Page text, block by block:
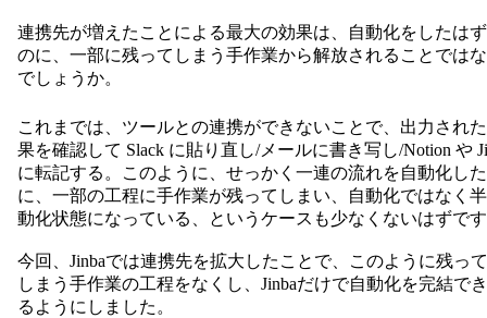
連携先が増えたことによる最大の効果は、自動化をしたは
のに、一部に残ってしまう手作業から解放されることでは
でしょうか。
これまでは、ツールとの連携ができないことで、出力され
果を確認して Slack に貼り直し/メールに書き写し/Notion や
に転記する。このように、せっかく一連の流れを自動化し
に、一部の工程に手作業が残ってしまい、自動化ではなく
動化状態になっている、というケースも少なくないはずで
今回、Jinbaでは連携先を拡大したことで、このように残って
しまう手作業の工程をなくし、Jinbaだけで自動化を完結でき
るようにしました。